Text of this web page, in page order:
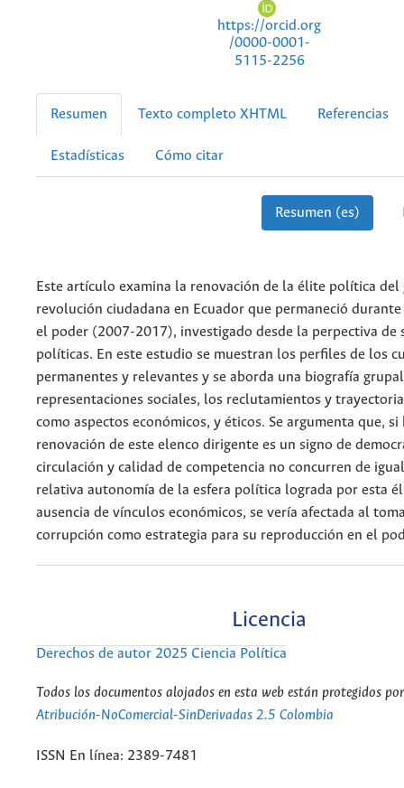
https://orcid.org
/0000-0001-
5115-2256
Resumen Texto completo XHTML Referencias
Estadísticas Cómo citar
Resumen (es)
Este artículo examina la renovación de la élite política del
revolución ciudadana en Ecuador que permaneció durante
el poder (2007-2017), investigado desde la perpectiva de
políticas. En este estudio se muestran los perfiles de los
permanentes y relevantes y se aborda una biografía
representaciones sociales, los reclutamientos y
como aspectos económicos, y éticos. Se argumenta que, si
renovación de este elenco dirigente es un signo de
circulación y calidad de competencia no concurren de
relativa autonomía de la esfera política lograda por esta
ausencia de vínculos económicos, se vería afectada al
corrupción como estrategia para su reproducción en el
Licencia
Derechos de autor 2025 Ciencia Política
Todos los documentos alojados en esta web están protegidos
Atribución-NoComercial-SinDerivadas 2.5 Colombia
ISSN En línea: 2389-7481